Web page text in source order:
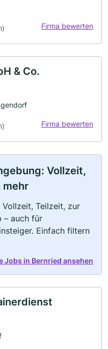
Firma bewerten
& Co.
Firma bewerten
Vollzeit,
mehr
Teilzeit, zur
– auch für
Einfach filtern
Jobs in Bernried ansehen